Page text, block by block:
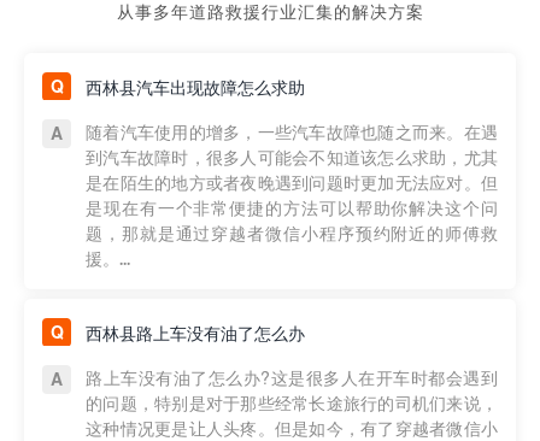
从事多年道路救援行业汇集的解决方案
西林县汽车出现故障怎么求助
随着汽车使用的增多，一些汽车故障也随之而来。在遇
到汽车故障时，很多人可能会不知道该怎么求助，尤其
是在陌生的地方或者夜晚遇到问题时更加无法应对。但
是现在有一个非常便捷的方法可以帮助你解决这个问
题，那就是通过穿越者微信小程序预约附近的师傅救
援。...
西林县路上车没有油了怎么办
路上车没有油了怎么办?这是很多人在开车时都会遇到
的问题，特别是对于那些经常长途旅行的司机们来说，
这种情况更是让人头疼。但是如今，有了穿越者微信小